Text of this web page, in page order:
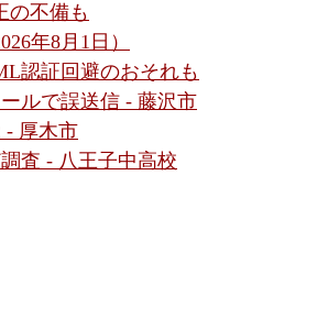
の不備も
年8月1日）
認証回避のおそれも
ルで誤送信 - 藤沢市
- 厚木市
査 - 八王子中高校